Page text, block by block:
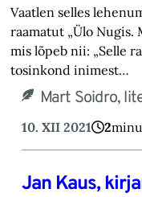
Vaatlen selles
raamatut „Ülo Nugis.
mis lõpeb nii: „Selle
tosinkond inimest…
Mart Soidro,
10. XII 2021 2
Jan Kaus,